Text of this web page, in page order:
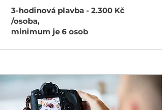
3-hodinová plavba - 2.300 Kč
/osoba,
minimum je 6 osob